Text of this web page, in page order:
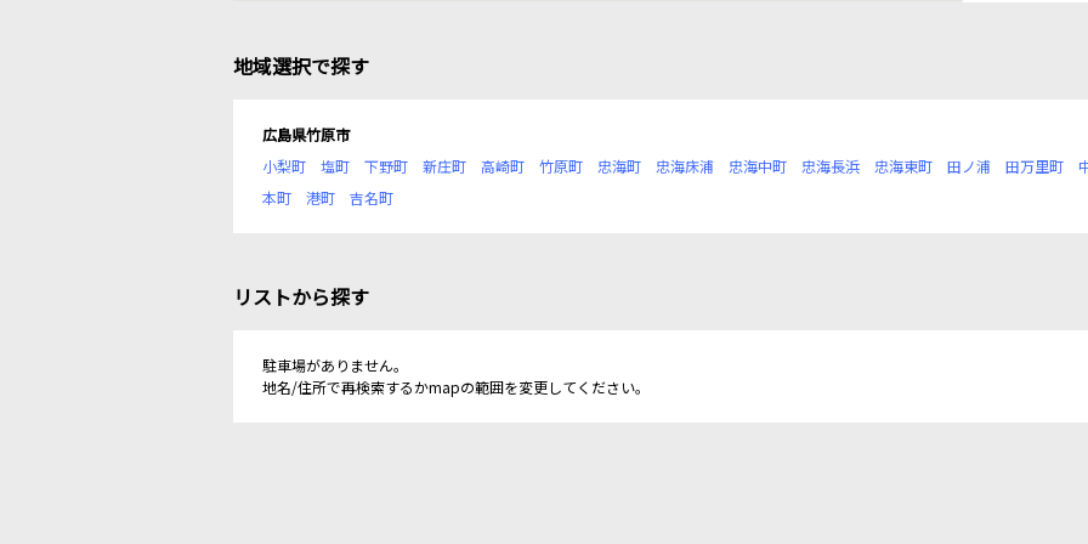
地域選択で探す
広島県竹原市
小梨町
塩町 下野町 新庄町 高崎町 竹原町 忠海町 忠海床浦 忠海中町 忠海長浜 忠海東町 田ノ浦 田万里町
本町
港町 吉名町
リストから探す
駐車場がありません。
地名/住所で再検索するかmapの範囲を変更してください。